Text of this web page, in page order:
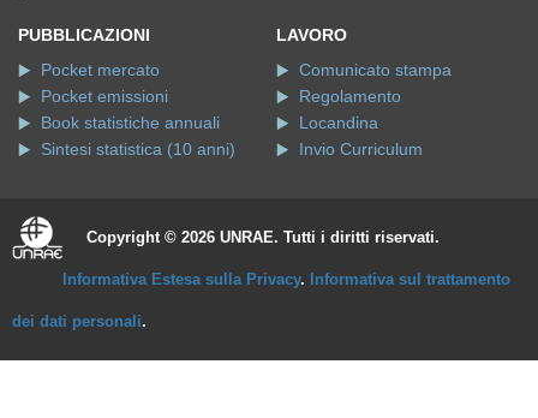
PUBBLICAZIONI
Pocket mercato
Pocket emissioni
Book statistiche annuali
Sintesi statistica (10 anni)
LAVORO
Comunicato stampa
Regolamento
Locandina
Invio Curriculum
Copyright © 2026 UNRAE. Tutti i diritti riservati.
Informativa Estesa sulla Privacy. Informativa sul trattamento
dei dati personali.